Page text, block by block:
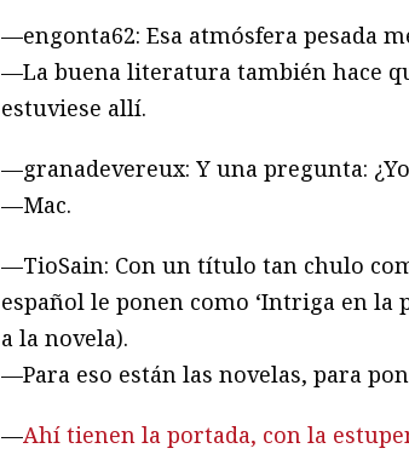
—engonta62: Esa atmósfera pesada
—La buena literatura también hace
estuviese allí.
—granadevereux: Y una pregunta:
—Mac.
—TioSain: Con un título tan chulo
español le ponen como ‘Intriga en la
a la novela).
—Para eso están las novelas, para
—Ahí tienen la portada, con la